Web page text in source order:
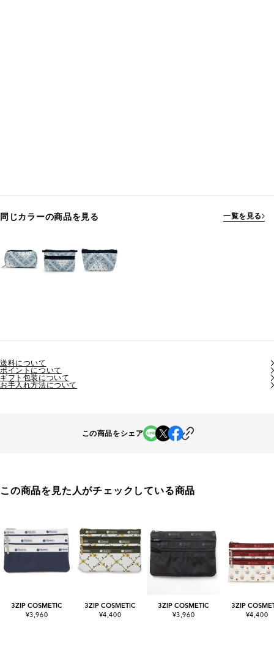
同じカラーの商品を見る 一覧を見る
送料について
ポイントについて
ギフト包装について
お手入れ方法について
この商品をシェア
この商品を見た人がチェックしている商品
3ZIP COSMETIC
¥3,960
3ZIP COSMETIC
¥4,400
3ZIP COSMETIC
¥3,960
3ZIP
¥4,400